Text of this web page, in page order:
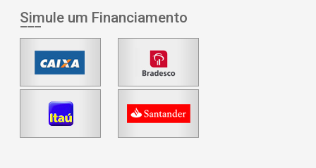
Simule um Financiamento